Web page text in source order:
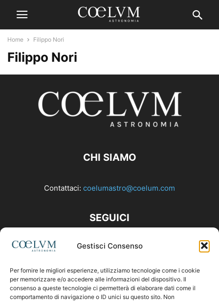
Gestisci Consenso
Per fornire le migliori esperienze, utilizziamo tecnologie come i cookie
per memorizzare e/o accedere alle informazioni del dispositivo. Il
consenso a queste tecnologie ci permetterà di elaborare dati come il
comportamento di navigazione o ID unici su questo sito. Non
Home Filippo Nori
Filippo Nori
CHI SIAMO
Contattaci: coelumastro@coelum.com
SEGUICI